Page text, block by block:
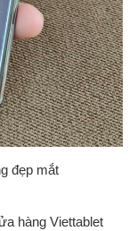
đẹp mắt
hàng Viettablet